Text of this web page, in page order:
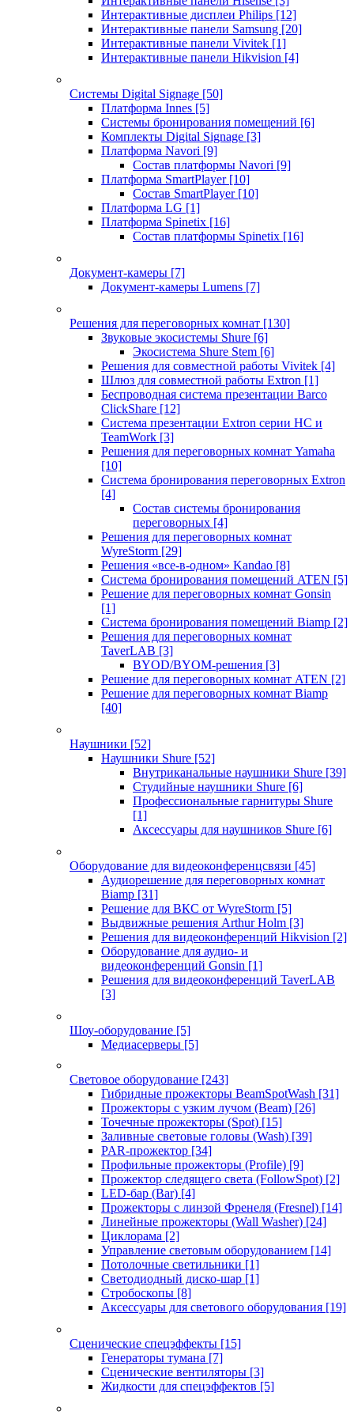
Интерактивные дисплеи Philips [12]
Интерактивные панели Samsung [20]
Интерактивные панели Vivitek [1]
Интерактивные панели Hikvision [4]
Системы Digital Signage [50]
Платформа Innes [5]
Системы бронирования помещений [6]
Комплекты Digital Signage [3]
Платформа Navori [9]
Состав платформы Navori [9]
Платформа SmartPlayer [10]
Состав SmartPlayer [10]
Платформа LG [1]
Платформа Spinetix [16]
Состав платформы Spinetix [16]
Документ-камеры [7]
Документ-камеры Lumens [7]
Решения для переговорных комнат [130]
Звуковые экосистемы Shure [6]
Экосистема Shure Stem [6]
Решения для совместной работы Vivitek [4]
Шлюз для совместной работы Extron [1]
Беспроводная система презентации Barco
ClickShare [12]
Система презентации Extron серии HC и
TeamWork [3]
Решения для переговорных комнат Yamaha
[10]
Система бронирования переговорных Extron
[4]
Состав системы бронирования
переговорных [4]
Решения для переговорных комнат
WyreStorm [29]
Решения «все-в-одном» Kandao [8]
Система бронирования помещений ATEN [5]
Решение для переговорных комнат Gonsin
[1]
Система бронирования помещений Biamp [2]
Решения для переговорных комнат
TaverLAB [3]
BYOD/BYOM-решения [3]
Решение для переговорных комнат ATEN [2]
Решение для переговорных комнат Biamp
[40]
Наушники [52]
Наушники Shure [52]
Внутриканальные наушники Shure [39]
Студийные наушники Shure [6]
Профессиональные гарнитуры Shure
[1]
Аксессуары для наушников Shure [6]
Оборудование для видеоконференцсвязи [45]
Аудиорешение для переговорных комнат
Biamp [31]
Решение для ВКС от WyreStorm [5]
Выдвижные решения Arthur Holm [3]
Решения для видеоконференций Hikvision [2]
Оборудование для аудио- и
видеоконференций Gonsin [1]
Решения для видеоконференций TaverLAB
[3]
Шоу-оборудование [5]
Медиасерверы [5]
Световое оборудование [243]
Гибридные прожекторы BeamSpotWash [31]
Прожекторы с узким лучом (Beam) [26]
Точечные прожекторы (Spot) [15]
Заливные световые головы (Wash) [39]
PAR-прожектор [34]
Профильные прожекторы (Profile) [9]
Прожектор следящего света (FollowSpot) [2]
LED-бар (Bar) [4]
Прожекторы с линзой Френеля (Fresnel) [14]
Линейные прожекторы (Wall Washer) [24]
Циклорама [2]
Управление световым оборудованием [14]
Потолочные светильники [1]
Светодиодный диско-шар [1]
Стробоскопы [8]
Аксессуары для светового оборудования [19]
Сценические спецэффекты [15]
Генераторы тумана [7]
Сценические вентиляторы [3]
Жидкости для спецэффектов [5]